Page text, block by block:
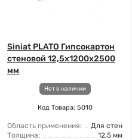
Siniat PLATO Гипсокартон
стеновой 12,5x1200x2500
мм
Нет в наличии
Код Товара: 5010
Область применения:
Для стен
Толщина:
12,5 мм